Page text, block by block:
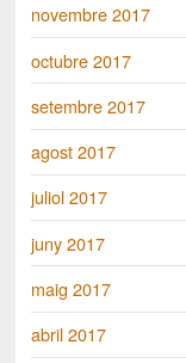
novembre 2017
octubre 2017
setembre 2017
agost 2017
juliol 2017
juny 2017
maig 2017
abril 2017